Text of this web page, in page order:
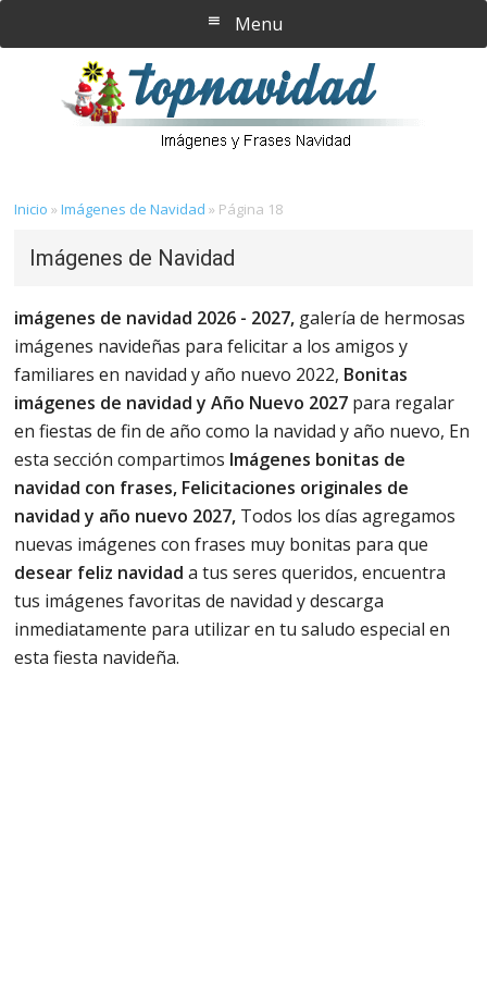
al
principal
a
Menu
Inicio »Imágenes de Navidad » Página 18
Imágenes de Navidad
imágenes de navidad 2026 - 2027, galería de hermosas
imágenes navideñas para felicitar a los amigos y
familiares en navidad y año nuevo 2022, Bonitas
imágenes de navidad y Año Nuevo 2027 para regalar
en fiestas de fin de año como la navidad y año nuevo, En
esta sección compartimos Imágenes bonitas de
navidad con frases, Felicitaciones originales de
navidad y año nuevo 2027, Todos los días agregamos
nuevas imágenes con frases muy bonitas para que
desear feliz navidad a tus seres queridos, encuentra
tus imágenes favoritas de navidad y descarga
inmediatamente para utilizar en tu saludo especial en
esta fiesta navideña.